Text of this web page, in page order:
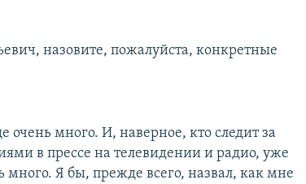
назовите, пожалуйста, конкретные
очень много. И, наверное, кто следит за
в прессе на телевидении и радио, уже
много. Я бы, прежде всего, назвал, как мне